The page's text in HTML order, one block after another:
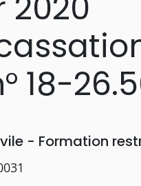
18-
- Formation